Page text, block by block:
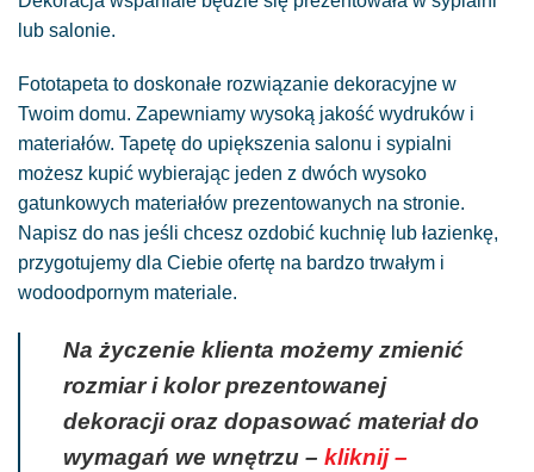
lub salonie.
Fototapeta to doskonałe rozwiązanie dekoracyjne w
Twoim domu. Zapewniamy wysoką jakość wydruków i
materiałów. Tapetę do upiększenia salonu i sypialni
możesz kupić wybierając jeden z dwóch wysoko
gatunkowych materiałów prezentowanych na stronie.
Napisz do nas jeśli chcesz ozdobić kuchnię lub łazienkę,
przygotujemy dla Ciebie ofertę na bardzo trwałym i
wodoodpornym materiale.
Na życzenie klienta możemy zmienić
rozmiar i kolor prezentowanej
dekoracji oraz dopasować materiał do
wymagań we wnętrzu – kliknij –